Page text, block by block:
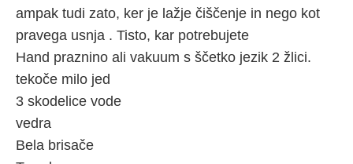
ampak tudi zato, ker je lažje čiščenje in nego kot
pravega usnja . Tisto, kar potrebujete
Hand praznino ali vakuum s ščetko jezik 2 žlici.
tekoče milo jed
3 skodelice vode
vedra
Bela brisače